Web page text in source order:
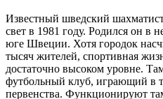
Известный шведский
свет в 1981 году. Родился он в
юге Швеции. Хотя городок
тысяч жителей, спортивная
достаточно высоком уровне.
футбольный клуб, играющий в
первенства. Функционируют